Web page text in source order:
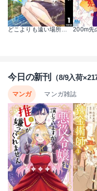
どこよりも遠い場所にいる君へ 200m先
今日の新刊 （8/9入荷
マンガ マンガ雑誌